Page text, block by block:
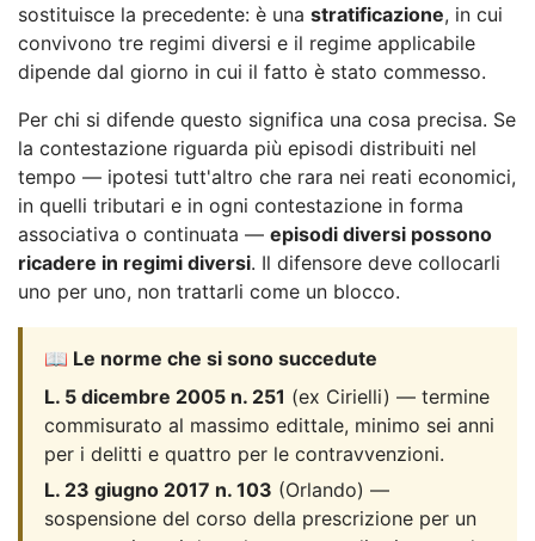
sostituisce la precedente: è una stratificazione, in cui
convivono tre regimi diversi e il regime applicabile
dipende dal giorno in cui il fatto è stato commesso.
Per chi si difende questo significa una cosa precisa. Se
la contestazione riguarda più episodi distribuiti nel
tempo — ipotesi tutt'altro che rara nei reati economici,
in quelli tributari e in ogni contestazione in forma
associativa o continuata — episodi diversi possono
ricadere in regimi diversi. Il difensore deve collocarli
uno per uno, non trattarli come un blocco.
📖 Le norme che si sono succedute
L. 5 dicembre 2005 n. 251 (ex Cirielli) — termine
commisurato al massimo edittale, minimo sei anni
per i delitti e quattro per le contravvenzioni.
L. 23 giugno 2017 n. 103 (Orlando) —
sospensione del corso della prescrizione per un